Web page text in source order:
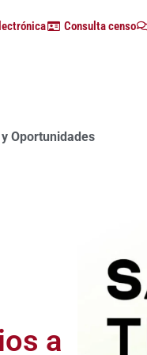
Consulta censo
Oportunidades
con alta